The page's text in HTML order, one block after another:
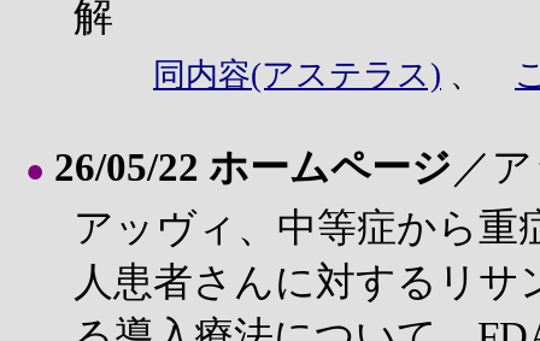
解
同内容(アステラス) 、
● 26/05/22 ホームページ ／
アッヴィ、中等症から重
人患者さんに対するリ